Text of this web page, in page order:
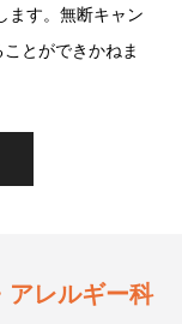
ます。無断キャン
とができかねま
アレルギー科